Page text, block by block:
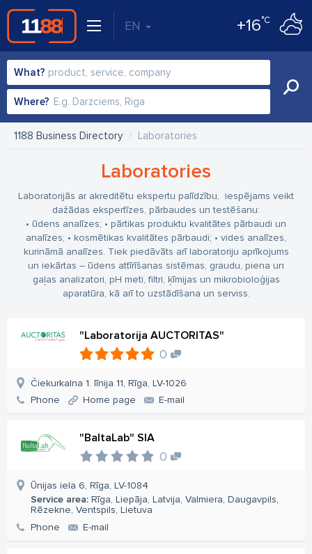
EN +16°C
What?
Where?
1188 Business Directory Laboratories
Laboratories
Laboratorijās ar akreditētu ekspertu palīdzību, iespējams veikt
dažādas ekspertīzes, pārbaudes un testēšanu:
• ūdens analīzes; • pārtikas produktu kvalitātes pārbaudi un
analīzes; • kosmētikas kvalitātes pārbaudi; • vides analīzes,
kurināmā analīzes. Tiek piedāvāts arī laboratoriju aprīkojums
un iekārtas – ūdens attīrīšanas sistēmas, graudu, piena un
gaļas analizatori, pH meti, filtri, ķīmijas un mikrobioloģijas
aparatūra, kā arī to uzstādīšana un serviss.
"Laboratorija AUCTORITAS"
0
Čiekurkalna 1. līnija 11, Rīga, LV-1026
Phone
Home page E-mail
"BaltaLab" SIA
0
Ūnijas iela 6, Rīga, LV-1084
Service area: Rīga, Liepāja, Latvija, Valmiera, Daugavpils,
Rēzekne, Ventspils, Lietuva
Phone
E-mail